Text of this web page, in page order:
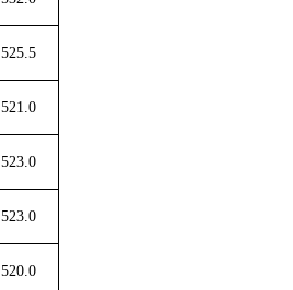
525.5
521.0
523.0
523.0
520.0